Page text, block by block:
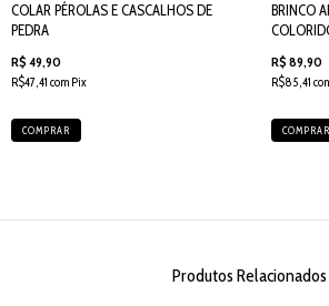
COLAR PÉROLAS E CASCALHOS DE
PEDRA
R$ 49,90
R$47,41 com Pix
COMPRAR
BRINCO
R$ 89,90
R$85,41
COMPRAR
Produtos Relacionados